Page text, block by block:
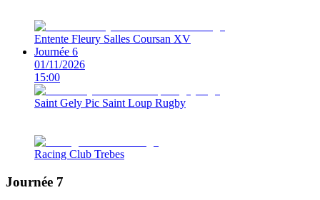
Entente Fleury Salles Coursan XV
Journée 6
01/11/2026
15:00
Saint Gely Pic Saint Loup Rugby
Racing Club Trebes
Journée 7